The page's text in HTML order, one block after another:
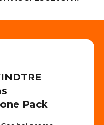
Pack